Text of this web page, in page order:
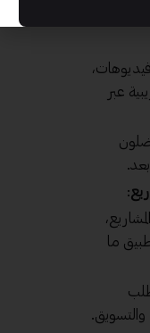
عبر
:
ما
والتسويق.